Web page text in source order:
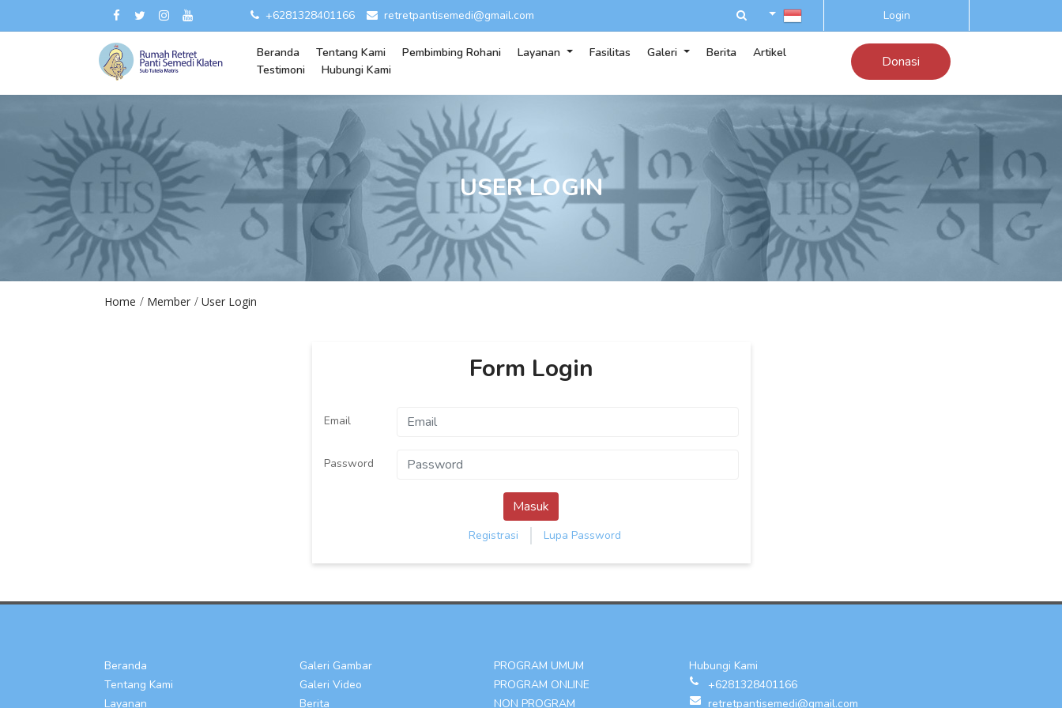
+6281328401166 retretpantisemedi@gmail.com Login
Beranda Tentang Kami Pembimbing Rohani Layanan Fasilitas Galeri Berita
Artikel
Testimoni
Hubungi Kami Donasi
USER LOGIN
Home Member User Login
Form Login
Email
Password
Masuk
Registrasi Lupa Password
Beranda
Tentang Kami
Layanan
Galeri Gambar
Galeri Video
Berita
PROGRAM UMUM
PROGRAM ONLINE
NON PROGRAM
Hubungi Kami
+6281328401166
retretpantisemedi@gmail.com